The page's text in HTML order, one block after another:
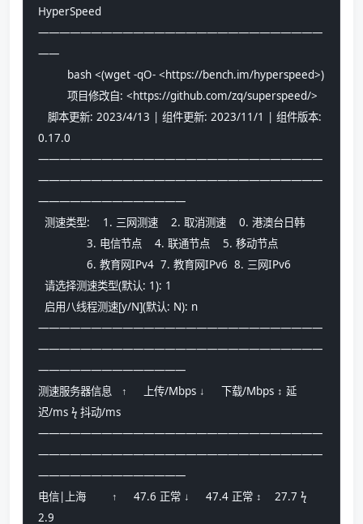
HyperSpeed
———————————————————————————
——
         bash <(wget -qO- <https://bench.im/hyperspeed>)
         项目修改自: <https://github.com/zq/superspeed/>
0.17.0
———————————————————————————
———————————————————————————
——————————————
  测速类型:    1. 三网测速    2. 取消测速    0. 港澳台日韩
               3. 电信节点    4. 联通节点    5. 移动节点
               6. 教育网IPv4  7. 教育网IPv6  8. 三网IPv6
  请选择测速类型(默认: 1): 1
  启用八线程测速[y/N](默认: N): n
———————————————————————————
———————————————————————————
——————————————
测速服务器信息   ↑     上传/Mbps ↓     下载/Mbps ↕ 延
迟/ms ϟ 抖动/ms
———————————————————————————
———————————————————————————
——————————————
电信|上海        ↑     47.6 正常 ↓     47.4 正常 ↕    27.7 ϟ
2.9